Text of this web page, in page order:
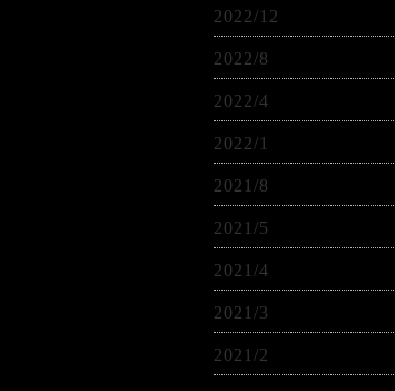
2022/12
2022/8
2022/4
2022/1
2021/8
2021/5
2021/4
2021/3
2021/2